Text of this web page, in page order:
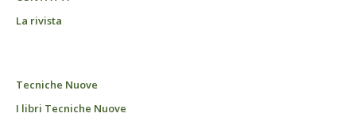
La rivista
Tecniche Nuove
I libri Tecniche Nuove